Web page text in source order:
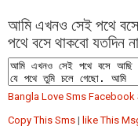
আমি এখনও সেই পথে
পথে বসে থাকবো যতদিন
Bangla Love Sms
Copy This Sms | like This